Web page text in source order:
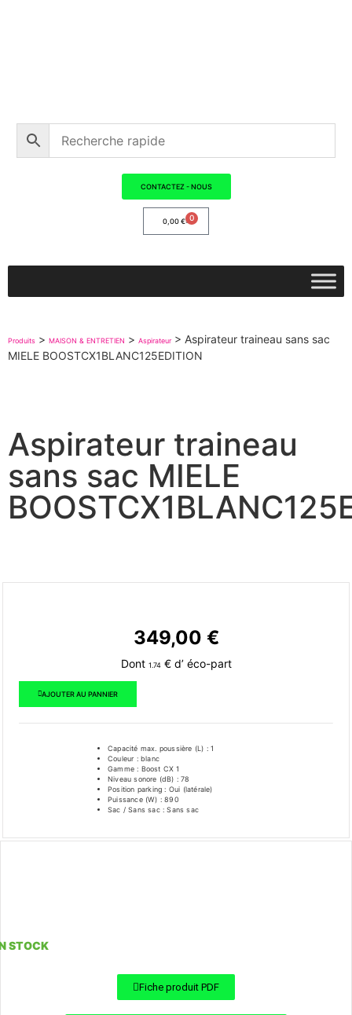
CONTACTEZ - NOUS
0,00€ 0
Produits > MAISON & ENTRETIEN > Aspirateur > Aspirateur traineau sans sac
MIELE BOOSTCX1BLANC125EDITION
Aspirateur traineau
sans sac MIELE
349,00 €
Dont 1.74€ d’ éco-part
AJOUTER AU PANNIER
Capacité max. poussière (L) : 1
Couleur : blanc
Gamme : Boost CX 1
Niveau sonore (dB) : 78
Position parking : Oui (latérale)
Puissance (W) : 890
Sac / Sans sac : Sans sac
STOCK
Fiche produit PDF